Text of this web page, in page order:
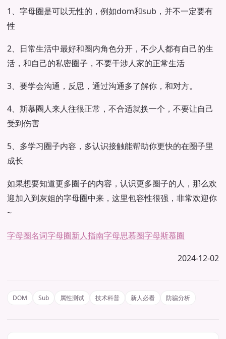
1、字母圈是可以无性的，例如dom和sub，并不一定要有
性
2、日常生活中最好和圈内角色分开，不少人都有自己的生
活，和自己的私密圈子，不要干涉人家的正常生活
3、要学会沟通，反思，通过沟通多了解你，和对方。
4、斯慕圈人来人往很正常，不合适就换一个，不要让自己
受到伤害
5、多学习圈子内容，多认识接触能帮助你更快的在圈子里
成长
如果想要知道更多圈子的内容，认识更多圈子的人，那么欢
迎加入到灰姐的字母圈中来，这里包容性很强，非常欢迎你
~
字母圈名词字母圈新人指南字母思慕圈字母斯慕圈
2024-12-02
DOM Sub 属性测试 技术科普 新人必看 防骗分析